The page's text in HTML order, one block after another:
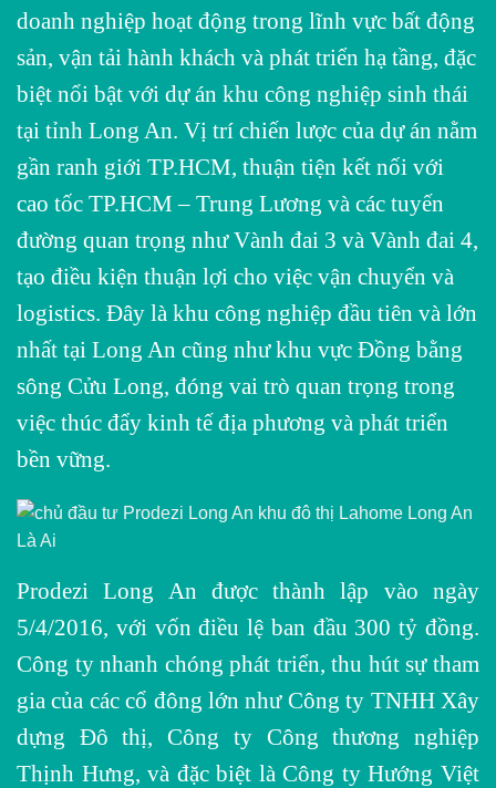
doanh nghiệp hoạt động trong lĩnh vực bất động
sản, vận tải hành khách và phát triển hạ tầng, đặc
biệt nổi bật với dự án khu công nghiệp sinh thái
tại tỉnh Long An. Vị trí chiến lược của dự án nằm
gần ranh giới TP.HCM, thuận tiện kết nối với
cao tốc TP.HCM – Trung Lương và các tuyến
đường quan trọng như Vành đai 3 và Vành đai 4,
tạo điều kiện thuận lợi cho việc vận chuyển và
logistics. Đây là khu công nghiệp đầu tiên và lớn
nhất tại Long An cũng như khu vực Đồng bằng
sông Cửu Long, đóng vai trò quan trọng trong
việc thúc đẩy kinh tế địa phương và phát triển
bền vững.
Prodezi Long An được thành lập vào ngày
5/4/2016, với vốn điều lệ ban đầu 300 tỷ đồng.
Công ty nhanh chóng phát triển, thu hút sự tham
gia của các cổ đông lớn như Công ty TNHH Xây
dựng Đô thị, Công ty Công thương nghiệp
Thịnh Hưng, và đặc biệt là Công ty Hướng Việt